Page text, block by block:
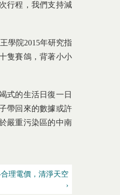
行程，我們支持減
學院2015年研究指
隻賽鴿，背著小小
式的生活日復一日
帶回來的數據或許
嚴重污染區的中南
理電價，清淨天空
›